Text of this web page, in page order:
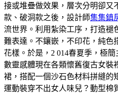
接或堆疊做效果，層次分明卻又
款、破洞款之後，設計師集集鎮
流世界。利用紮染工序，打造褪
難表達。不鑲嵌，不印花，純色
花樣。於是，2 014春夏季，極
數靈感體現在各類懷舊復古女裝
裙，搭配一個沙石色材料拼縫的
運動裝穿不出女人味兒？動型棉